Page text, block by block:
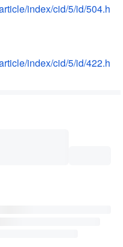
index/cid/5/id/504.h
index/cid/5/id/422.h